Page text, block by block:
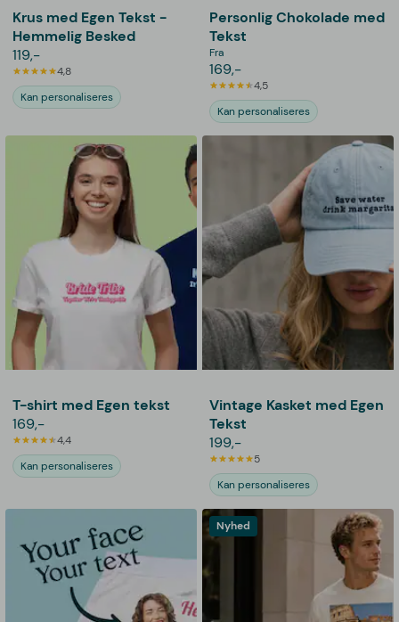
Krus med Egen Tekst -
Hemmelig Besked
119,-
4,8
Kan personaliseres
Personlig Chokolade med
Tekst
Fra
169,-
4,5
Kan personaliseres
T-shirt med Egen tekst
169,-
4,4
Kan personaliseres
Vintage Kasket med Egen
Tekst
199,-
5
Kan personaliseres
Nyhed